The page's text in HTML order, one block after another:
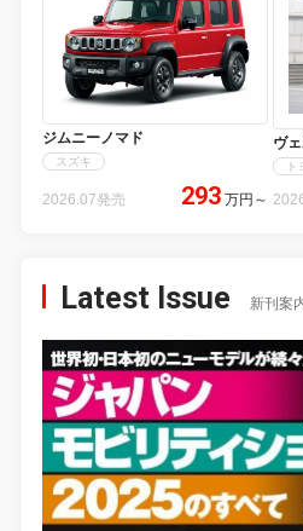
ジムニーノマド
スズキ
2026.07発売 293 万円 ～
ヴ
ト
Latest Issue 新刊案